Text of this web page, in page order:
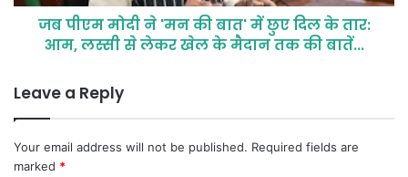
जब पीएम मोदी ने 'मन की बात' में छुए दिल के तार:
आम, लस्सी से लेकर खेल के मैदान तक की बातें...
Leave a Reply
Your email address will not be published. Required fields are
marked *